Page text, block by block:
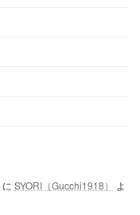
に SYORI（Gucchi1918）
よ